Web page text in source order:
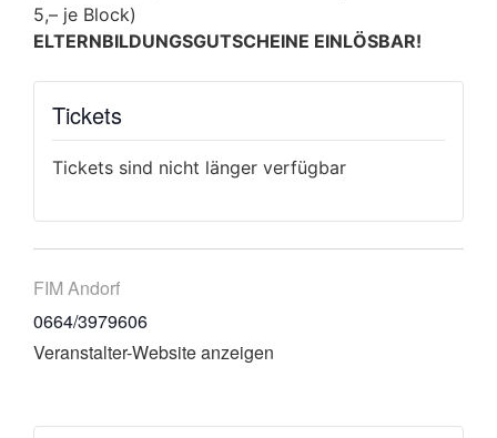
5,– je Block)
ELTERNBILDUNGSGUTSCHEINE EINLÖSBAR!
Tickets
Tickets sind nicht länger verfügbar
FIM Andorf
0664/3979606
Veranstalter-Website anzeigen